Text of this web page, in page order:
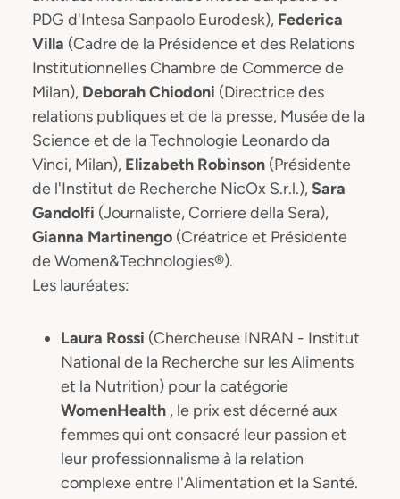
PDG d'Intesa Sanpaolo Eurodesk), Federica
Villa (Cadre de la Présidence et des Relations
Institutionnelles Chambre de Commerce de
Milan), Deborah Chiodoni (Directrice des
relations publiques et de la presse, Musée de la
Science et de la Technologie Leonardo da
Vinci, Milan), Elizabeth Robinson (Présidente
de l'Institut de Recherche NicOx S.r.l.), Sara
Gandolfi (Journaliste, Corriere della Sera),
Gianna Martinengo (Créatrice et Présidente
de Women&Technologies®).
Les lauréates:
Laura Rossi (Chercheuse INRAN - Institut
National de la Recherche sur les Aliments
et la Nutrition) pour la catégorie
WomenHealth , le prix est décerné aux
femmes qui ont consacré leur passion et
leur professionnalisme à la relation
complexe entre l'Alimentation et la Santé.